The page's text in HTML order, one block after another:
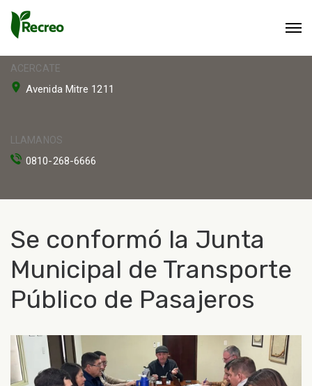
ACERCATE
Avenida Mitre 1211
LLAMANOS
0810-268-6666
Se conformó la Junta
Municipal de Transporte
Público de Pasajeros